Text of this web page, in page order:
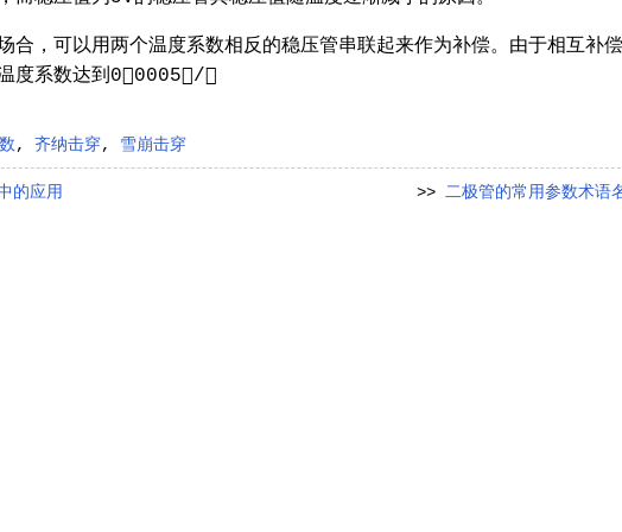
合，可以用两个温度系数相反的稳压管串联起来作为补偿。由于相互补偿
度系数达到00005％/℃
,齐纳击穿, 雪崩击穿
的应用 >>二极管的常用参数术语